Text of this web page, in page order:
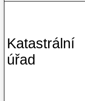
Katastrální
úřad